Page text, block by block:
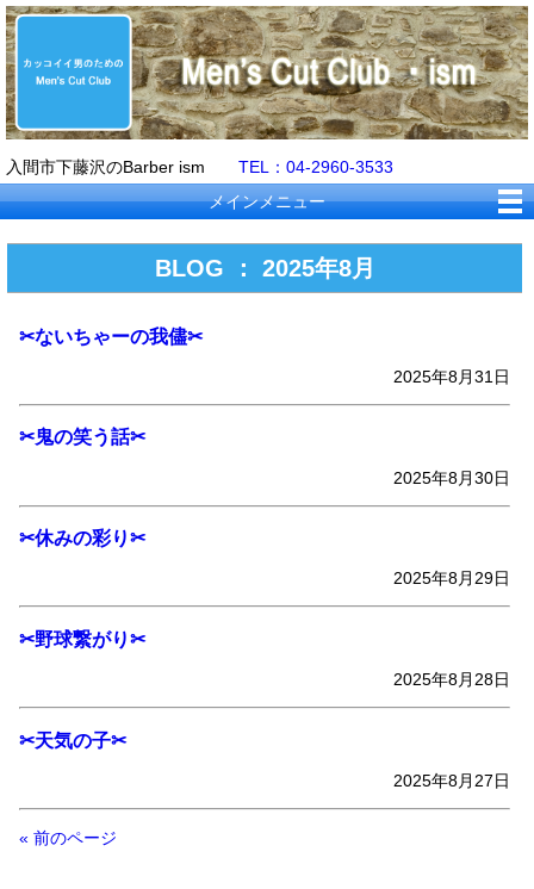
入間市下藤沢のBarber ism TEL：04-2960-3533
メインメニュー
BLOG ： 2025年8月
✂ないちゃーの我儘✂
2025年8月31日
✂鬼の笑う話✂
2025年8月30日
✂休みの彩り✂
2025年8月29日
✂野球繋がり✂
2025年8月28日
✂天気の子✂
2025年8月27日
« 前のページ